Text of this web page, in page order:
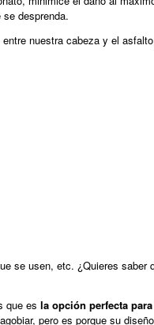
desprenda.
nuestra cabeza y el
se usen, etc. ¿Quieres saber
que es la opción perfecta
pero es porque su